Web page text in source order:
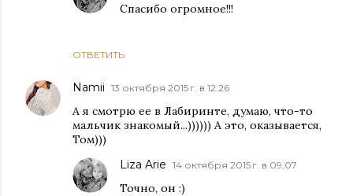
ОТВЕТИТЬ
Спасибо огромное!!!
Namii 13 октября 2015 г. в 12:26
А я смотрю ее в Лабиринте, думаю, что-то
мальчик знакомый...)))))) А это, оказывается,
Том)))
Liza Arie 14 октября 2015 г. в 09:07
Точно, он :)